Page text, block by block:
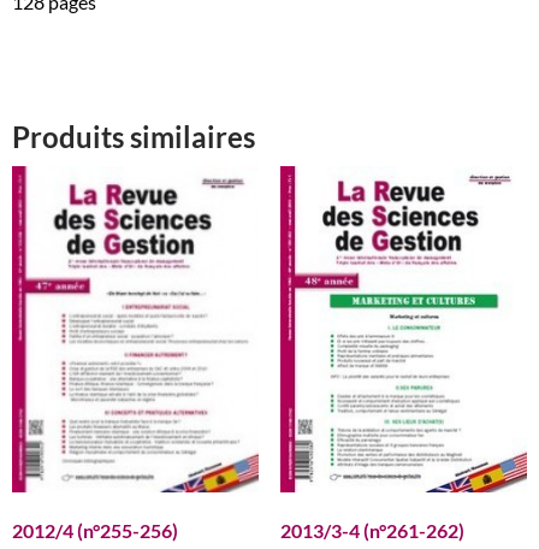
Produits similaires
2012/4 (n°255-256) 2013/3-4 (n°261-262)